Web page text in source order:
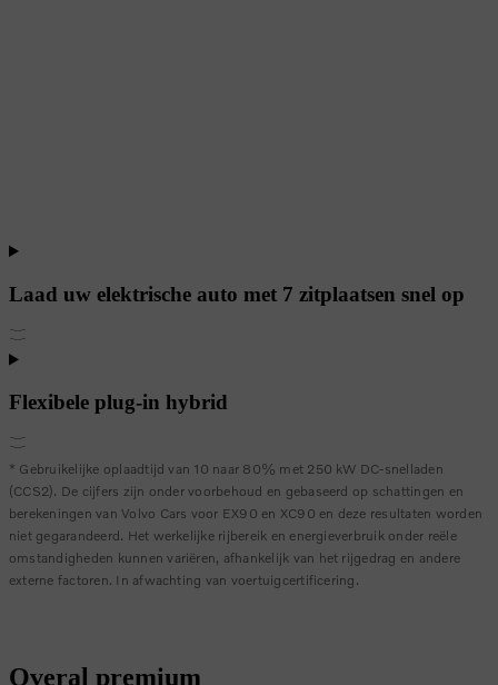
Laad uw elektrische auto met 7 zitplaatsen snel op
Flexibele plug-in hybrid
* Gebruikelijke oplaadtijd van 10 naar 80% met 250 kW DC-snelladen
(CCS2). De cijfers zijn onder voorbehoud en gebaseerd op schattingen en
berekeningen van Volvo Cars voor EX90 en XC90 en deze resultaten worden
niet gegarandeerd. Het werkelijke rijbereik en energieverbruik onder reële
omstandigheden kunnen variëren, afhankelijk van het rijgedrag en andere
externe factoren. In afwachting van voertuigcertificering.
Overal premium